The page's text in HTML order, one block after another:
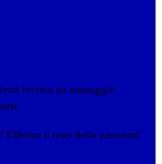
inviato un messaggio
Effettua il reset della password